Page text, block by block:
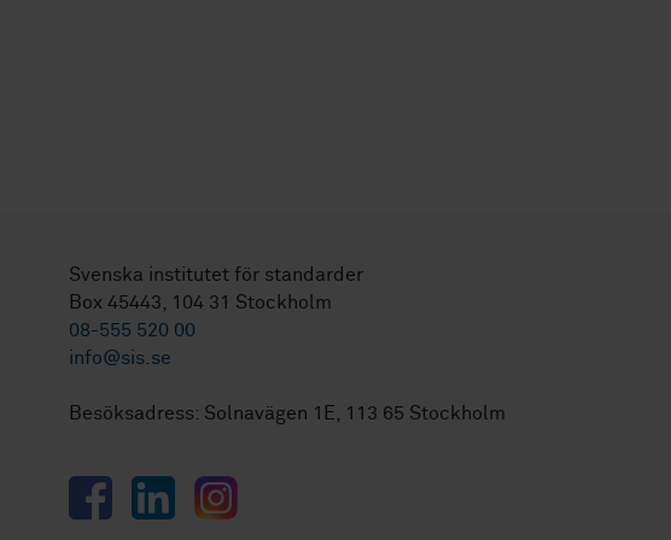
Svenska institutet för standarder
Box 45443, 104 31 Stockholm
08-555 520 00
info@sis.se
Besöksadress: Solnavägen 1E, 113 65 Stockholm
FacebookLinkedInInstagram